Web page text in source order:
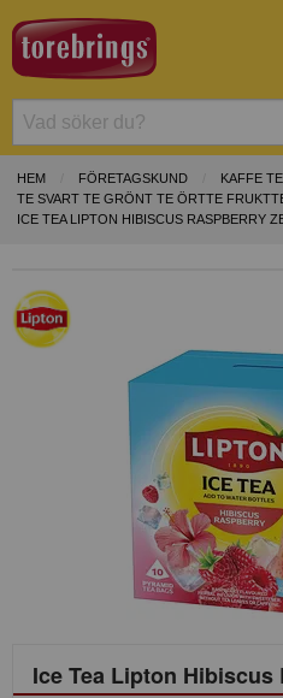
HEM FÖRETAGSKUND
KAFFE
TE SVART TE GRÖNT TE ÖRTTE
ICE TEA LIPTON HIBISCUS RASPBERRY
Ice Tea Lipton